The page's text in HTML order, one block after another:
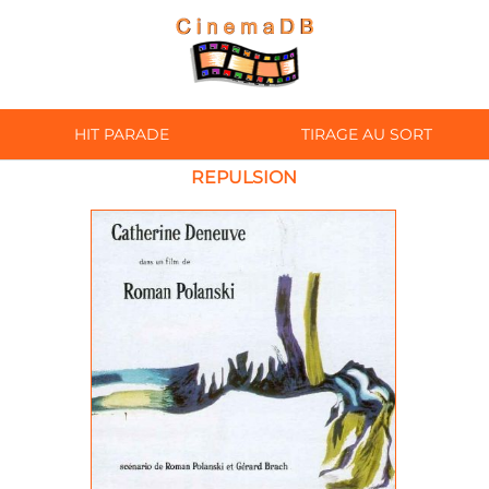
HIT PARADE TIRAGE AU SORT
REPULSION